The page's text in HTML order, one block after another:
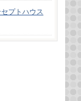
プトハウス